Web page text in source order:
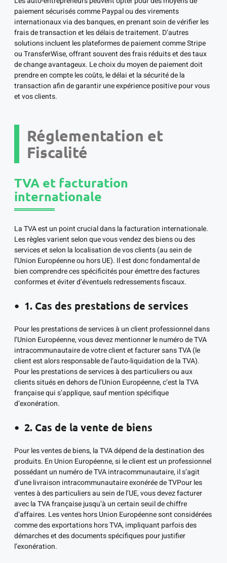
paiement sécurisés comme Paypal ou des virements
internationaux via des banques, en prenant soin de vérifier les
frais de transaction et les délais de traitement. D’autres
solutions incluent les plateformes de paiement comme Stripe
ou TransferWise, offrant souvent des frais réduits et des taux
de change avantageux. Le choix du moyen de paiement doit
prendre en compte les coûts, le délai et la sécurité de la
transaction afin de garantir une expérience positive pour vous
et vos clients.
Réglementation et
Fiscalité
TVA et facturation
internationale
La TVA est un point crucial dans la facturation internationale.
Les règles varient selon que vous vendez des biens ou des
services et selon la localisation de vos clients (au sein de
l’Union Européenne ou hors UE). Il est donc fondamental de
bien comprendre ces spécificités pour émettre des factures
conformes et éviter d’éventuels redressements fiscaux.
1. Cas des prestations de services
Pour les prestations de services à un client professionnel dans
l’Union Européenne, vous devez mentionner le numéro de TVA
intracommunautaire de votre client et facturer sans TVA (le
client est alors responsable de l’auto-liquidation de la TVA).
Pour les prestations de services à des particuliers ou aux
clients situés en dehors de l’Union Européenne, c’est la TVA
française qui s’applique, sauf mention spécifique
d’exonération.
2. Cas de la vente de biens
Pour les ventes de biens, la TVA dépend de la destination des
produits. En Union Européenne, si le client est un professionnel
possédant un numéro de TVA intracommunautaire, il s’agit
d’une livraison intracommunautaire exonérée de TVPour les
ventes à des particuliers au sein de l’UE, vous devez facturer
avec la TVA française jusqu’à un certain seuil de chiffre
d’affaires. Les ventes hors Union Européenne sont considérées
comme des exportations hors TVA, impliquant parfois des
démarches et des documents spécifiques pour justifier
l’exonération.